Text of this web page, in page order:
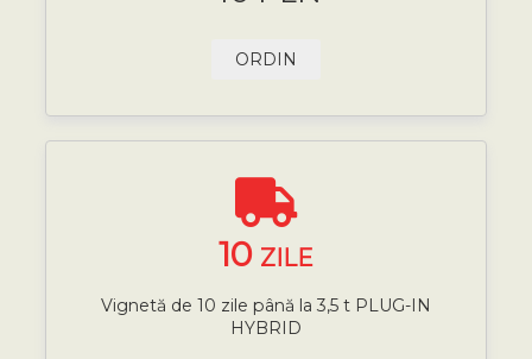
ORDIN
10 ZILE
Vignetă de 10 zile până la 3,5 t PLUG-IN
HYBRID